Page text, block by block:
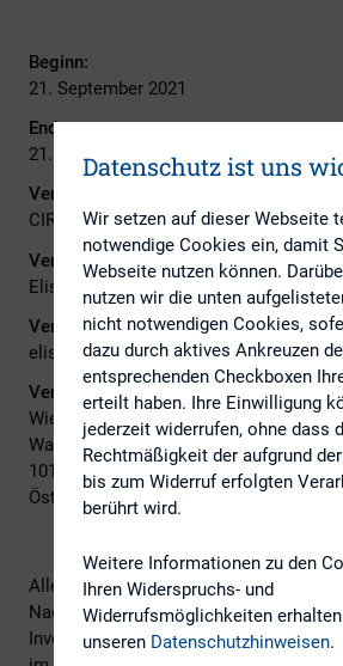
Beginn:
21. September 2021
Ende:
21. September 2021
Veranstalter:
CIRA
Veranstalter Ansprechpartner:
Elis Karner
Veranstalter E-Mail:
elis.karner@cira.at
Veranstaltungsort:
Wiener Börse AG
Wallnerstraße 8
1010 Wien/Vienna
Österreich
Alles was man zu ESG wissen sollte.
Nachhaltigkeit rückt immer weiter in
Investoren. In unserem eintägigen
Datenschutz ist uns
Wir setzen auf dieser Webseite
notwendige Cookies ein, damit
Webseite nutzen können.
nutzen wir die unten
nicht notwendigen Cookies,
dazu durch aktives Ankreuzen
entsprechenden Checkboxen
erteilt haben. Ihre Einwilligung
jederzeit widerrufen, ohne dass
Rechtmäßigkeit der aufgrund
bis zum Widerruf erfolgten
berührt wird.
Weitere Informationen zu den
Ihren Widerspruchs- und
Widerrufsmöglichkeiten
unseren Datenschutzhinweisen.